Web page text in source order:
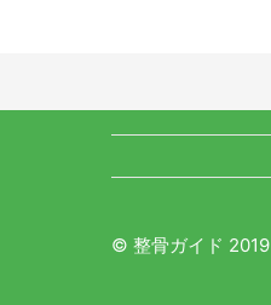
© 整骨ガイド 2019